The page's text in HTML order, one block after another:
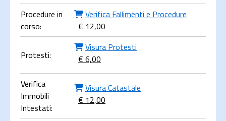
Procedure in
corso:
Verifica Fallimenti e Procedure
€ 12,00
Protesti:
Visura Protesti
€ 6,00
Verifica
Immobili
Intestati:
Visura Catastale
€ 12,00